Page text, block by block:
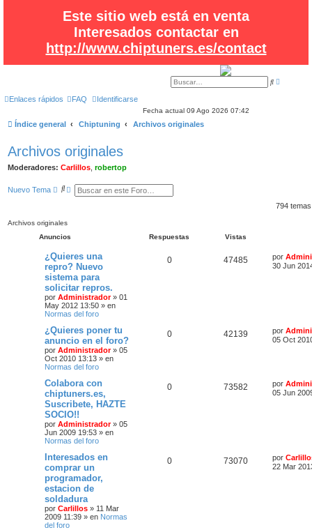
Este sitio web está en venta
Interesados contactar en
http://www.chiptuners.es/contact
B
Enlaces rápidos FAQ Identificarse
Fecha actual 09 Ago 2026 07:42
Índice general Chiptuning Archivos originales
Archivos originales
Moderadores: Carlillos robertop
Nuevo Tema
B
a
B
a
v
a
n
z
a
d
a
794
Archivos originales
Anuncios
Respuestas Vistas
¿Quieres una
repro? Nuevo
sistema para
solicitar repros.
por Administrador» 01
May 2012 13:50 » en
Normas del foro
0 47485 por
30 Jun
¿Quieres poner tu
anuncio en el foro?
por Administrador» 05
Oct 2010 13:13 » en
Normas del foro
0 42139 por
05 Oct
Colabora con
chiptuners.es,
Suscribete, HAZTE
SOCIO!!
por Administrador» 05
Jun 2009 19:53 » en
Normas del foro
0 73582 por
05 Jun
Interesados en
comprar un
programador,
estacion de
soldadura
por Carlillos » 11 Mar
2009 11:39 » en Normas
del foro
0 73070 por
22 Mar